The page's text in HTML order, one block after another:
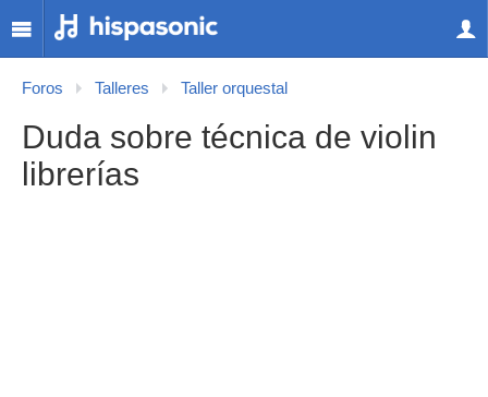
Foros Talleres Taller orquestal
Duda sobre técnica de violin
librerías